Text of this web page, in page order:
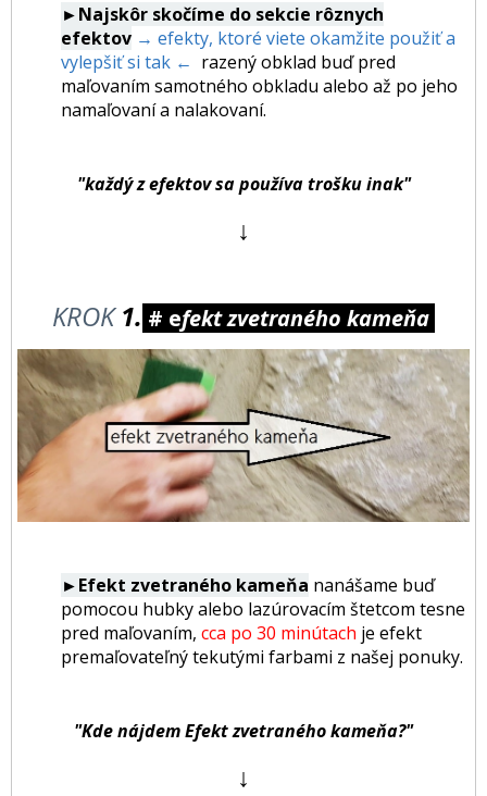
►Najskôr skočíme do sekcie rôznych
efektov → efekty, ktoré viete okamžite použiť a
vylepšiť si tak ← razený obklad buď pred
maľovaním samotného obkladu alebo až po jeho
namaľovaní a nalakovaní.
"každý z efektov sa používa trošku inak"
↓
KROK1. # efekt zvetraného kameňa
►Efekt zvetraného kameňa nanášame buď
pomocou hubky alebo lazúrovacím štetcom tesne
pred maľovaním, cca po 30 minútach je efekt
premaľovateľný tekutými farbami z našej ponuky.
"Kde nájdem Efekt zvetraného kameňa?"
↓